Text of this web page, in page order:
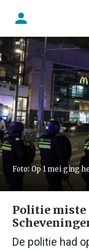
Foto: Op 1 mei ging
Politie miste
De politie had